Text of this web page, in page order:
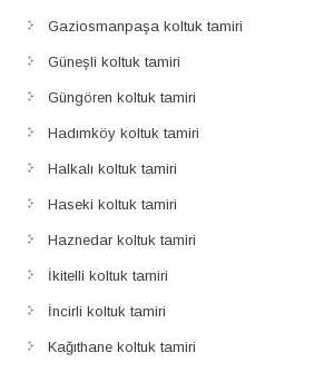
Gaziosmanpaşa koltuk tamiri
Güneşli koltuk tamiri
Güngören koltuk tamiri
Hadımköy koltuk tamiri
Halkalı koltuk tamiri
Haseki koltuk tamiri
Haznedar koltuk tamiri
İkitelli koltuk tamiri
İncirli koltuk tamiri
Kağıthane koltuk tamiri